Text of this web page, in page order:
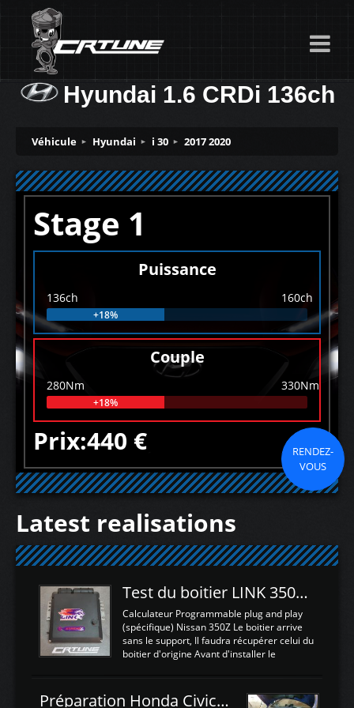
Hyundai 1.6 CRDi 136ch
Véhicule Hyundai i 30 2017 2020
Stage 1
Puissance
136ch 160ch
+18%
Couple
280Nm 330Nm
+18%
Prix:440 €
RENDEZ-
VOUS
Latest realisations
Test du boitier LINK 350Z Plugin ECU
Calculateur Programmable plug and play
(spécifique) Nissan 350Z Le boitier arrive
sans le support, Il faudra récupérer celui du
boitier d'origine Avant d'installer le
d'envoyer l'information de la large bande
Préparation Honda Civic Type R FK2